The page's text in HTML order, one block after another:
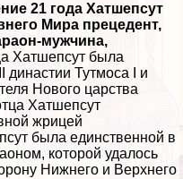
21 года Хатшепсут
Мира прецедент,
мужчина,
Хатшепсут была
династии Тутмоса I и
Нового царства
Хатшепсут
жрицей
была единственной в
которой удалось
Нижнего и Верхнего